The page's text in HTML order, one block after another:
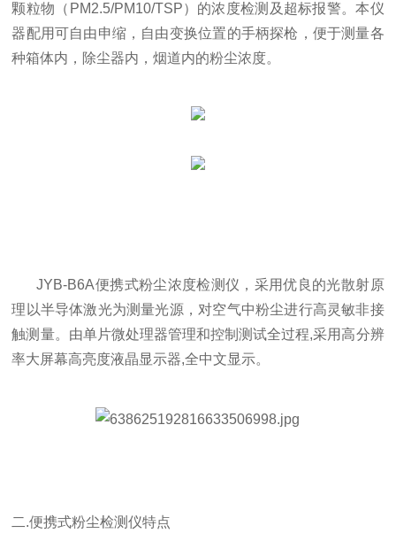
颗粒物（PM2.5/PM10/TSP）的浓度检测及超标报警。本仪
器配用可自由申缩，自由变换位置的手柄探枪，便于测量各
种箱体内，除尘器内，烟道内的粉尘浓度。
JYB-B6A便携式粉尘浓度检测仪，采用优良的光散射原
理以半导体激光为测量光源，对空气中粉尘进行高灵敏非接
触测量。由单片微处理器管理和控制测试全过程,采用高分辨
率大屏幕高亮度液晶显示器,全中文显示。
二.便携式粉尘检测仪特点